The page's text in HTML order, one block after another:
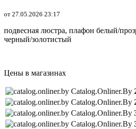
от 27.05.2026 23:17
подвесная люстра, плафон белый/
черный/золотистый
Цены в магазинах
Catalog.onliner.by
Catalog.onliner.by
Catalog.onliner.by
Catalog.onliner.by